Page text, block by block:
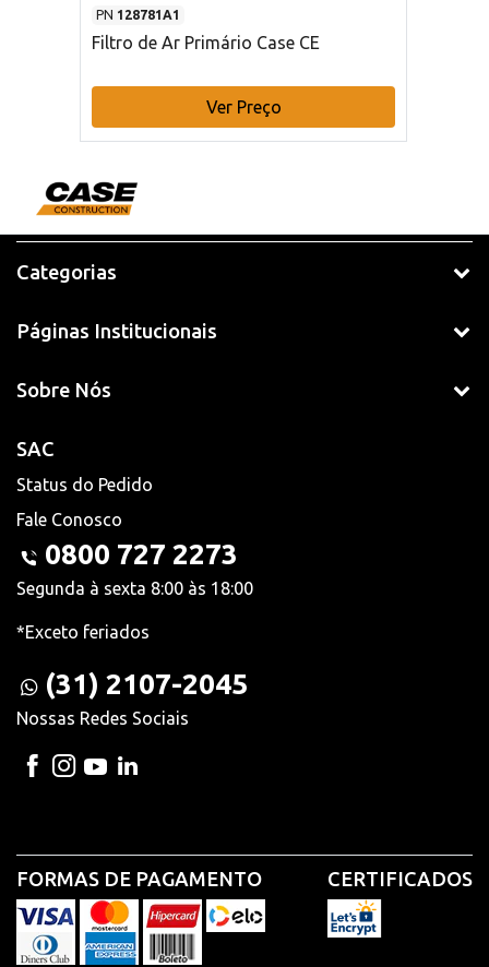
PN 128781A1
Filtro de Ar Primário Case CE
Ver Preço
Categorias
Páginas Institucionais
Sobre Nós
SAC
Status do Pedido
Fale Conosco
0800 727 2273
Segunda à sexta 8:00 às 18:00
*Exceto feriados
(31) 2107-2045
Nossas Redes Sociais
FORMAS DE PAGAMENTO CERTIFICADOS